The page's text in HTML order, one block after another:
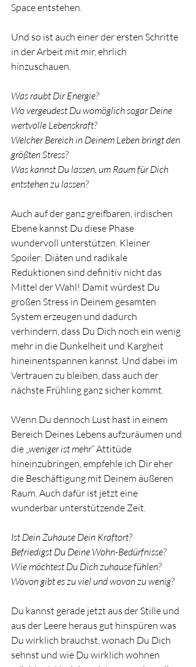
Space entstehen.
Und so ist auch einer der ersten Schritte
in der Arbeit mit mir, ehrlich
hinzuschauen.
Was raubt Dir Energie?
Wo vergeudest Du womöglich sogar Deine
wertvolle Lebenskraft?
Welcher Bereich in Deinem Leben bringt den
größten Stress?
Was kannst Du lassen, um Raum für Dich
entstehen zu lassen?
Auch auf der ganz greifbaren, irdischen
Ebene kannst Du diese Phase
wundervoll unterstützen. Kleiner
Spoiler: Diäten und radikale
Reduktionen sind definitiv nicht das
Mittel der Wahl! Damit würdest Du
großen Stress in Deinem gesamten
System erzeugen und dadurch
verhindern, dass Du Dich noch ein wenig
mehr in die Dunkelheit und Kargheit
hineinentspannen kannst. Und dabei im
Vertrauen zu bleiben, dass auch der
nächste Frühling ganz sicher kommt.
Wenn Du dennoch Lust hast in einem
Bereich Deines Lebens aufzuräumen und
die „weniger ist mehr“ Attitüde
hineinzubringen, empfehle ich Dir eher
die Beschäftigung mit Deinem äußeren
Raum. Auch dafür ist jetzt eine
wunderbar unterstützende Zeit.
Ist Dein Zuhause Dein Kraftort?
Befriedigst Du Deine Wohn-Bedürfnisse?
Wie möchtest Du Dich zuhause fühlen?
Wovon gibt es zu viel und wovon zu wenig?
Du kannst gerade jetzt aus der Stille und
aus der Leere heraus gut hinspüren was
Du wirklich brauchst, wonach Du Dich
sehnst und wie Du wirklich wohnen